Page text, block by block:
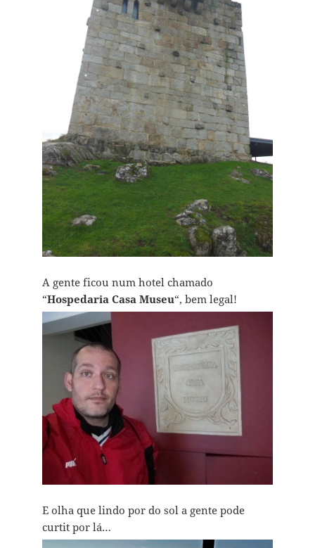
A gente ficou num hotel chamado
“Hospedaria Casa Museu“, bem legal!
E olha que lindo por do sol a gente pode
curtit por lá…